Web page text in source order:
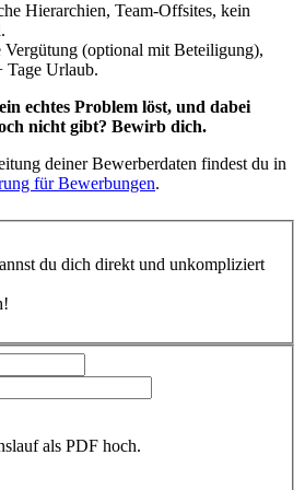
Hierarchien, Team-Offsites, kein
(optional mit Beteiligung),
Tage Urlaub.
echtes Problem löst, und dabei
nicht gibt? Bewirb dich.
deiner Bewerberdaten findest du in
für Bewerbungen.
du dich direkt und unkompliziert
als PDF hoch.